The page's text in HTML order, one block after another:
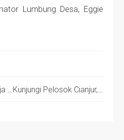
Lumbung Desa, Eggie